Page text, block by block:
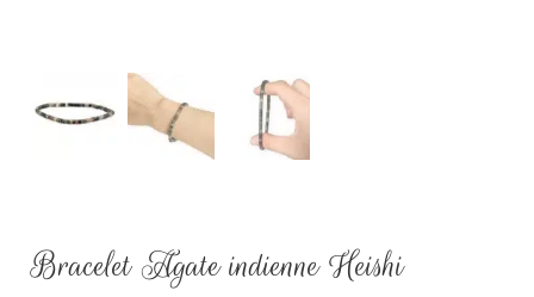
Bracelet Agate indienne Heishi